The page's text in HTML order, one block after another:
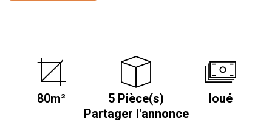
80m² 5 Pièce(s)
loué
Partager l'annonce